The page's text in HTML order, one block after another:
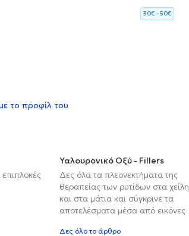
30€ – 50€
το προφίλ του
επιπλοκές
Υαλουρονικό Οξύ - Fillers
Δες όλα τα πλεονεκτήματα της
θεραπείας των ρυτίδων στα χείλη
και στα μάτια και σύγκρινε τα
αποτελέσματα μέσα από εικόνες
Δες όλο το άρθρο